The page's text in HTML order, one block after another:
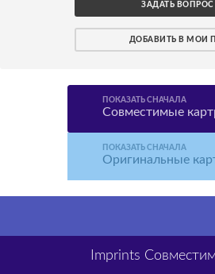
ЗАДАТЬ ВОПРОС
ДОБАВИТЬ В МОИ
ПОКАЗАТЬ СНАЧАЛА
Совместимые
ПОКАЗАТЬ СНАЧАЛА
Оригинальные
Imprints